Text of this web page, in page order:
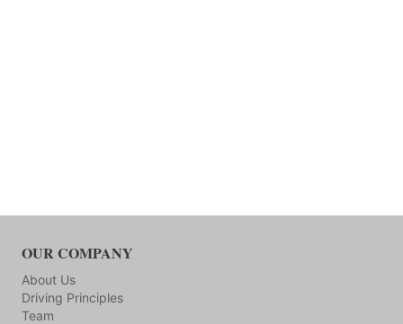
OUR COMPANY
About Us
Driving Principles
Team